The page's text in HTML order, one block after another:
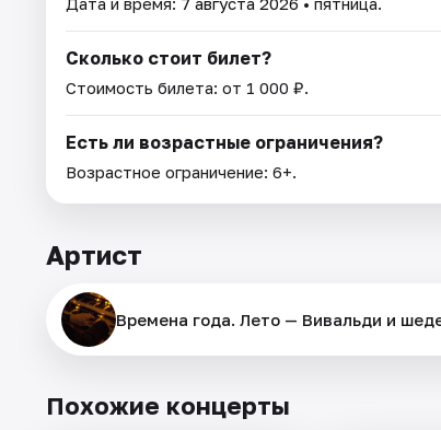
Сколько стоит билет?
Стоимость билета: от 1 000 ₽.
Есть ли возрастные ограничения?
Возрастное ограничение: 6+.
Артист
Времена года. Лето — Вивальди и
Похожие концерты